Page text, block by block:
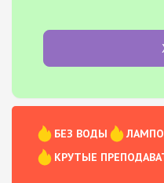
БЕЗ ВОДЫ
КРУТЫЕ